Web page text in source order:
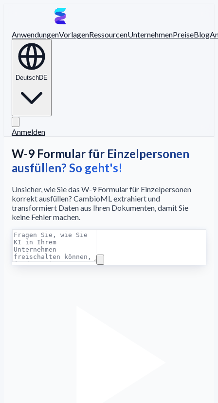
AnwendungenVorlagenRessourcenUnternehmenPreiseBlog
DeutschDE
Anmelden
W-9 Formular für Einzelpersonen
ausfüllen? So geht's!
Unsicher, wie Sie das W-9 Formular für Einzelpersonen
korrekt ausfüllen? CambioML extrahiert und
transformiert Daten aus Ihren Dokumenten, damit Sie
keine Fehler machen.